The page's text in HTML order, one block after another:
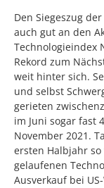
Den Siegeszug
auch gut an den
Technologieindex
Rekord zum
weit hinter sich.
und selbst
gerieten
im Juni sogar fast
November 2021.
ersten Halbjahr
gelaufenen
Ausverkauf bei